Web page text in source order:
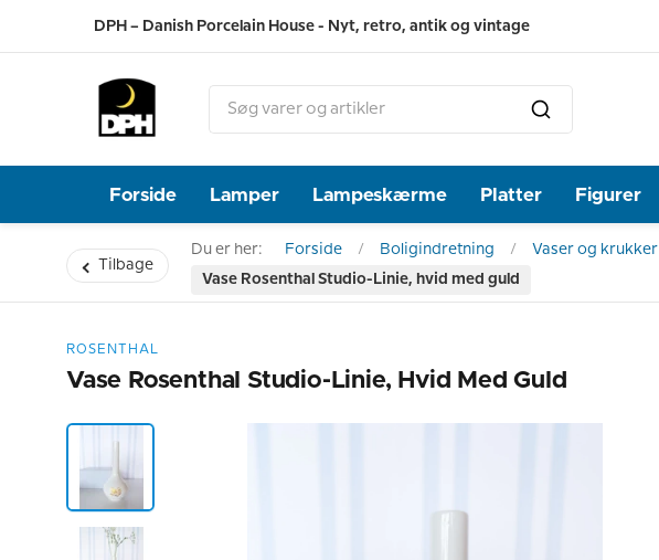
DPH – Danish Porcelain House - Nyt, retro, antik og vintage
Forside Lamper Lampeskærme Platter Figurer
Tilbage
Du er her: Forside Boligindretning Vaser og krukker
Vase Rosenthal Studio-Linie, hvid med guld
ROSENTHAL
Vase Rosenthal Studio-Linie, Hvid Med Guld